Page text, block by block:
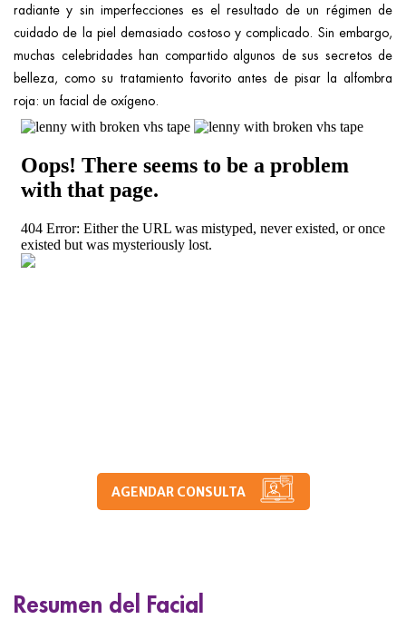
menu
menu
menu
radiante y sin imperfecciones es el resultado de un régimen de
cuidado de la piel demasiado costoso y complicado. Sin embargo,
muchas celebridades han compartido algunos de sus secretos de
belleza, como su tratamiento favorito antes de pisar la alfombra
roja: un facial de oxígeno.
AGENDAR CONSULTA
Resumen del Facial